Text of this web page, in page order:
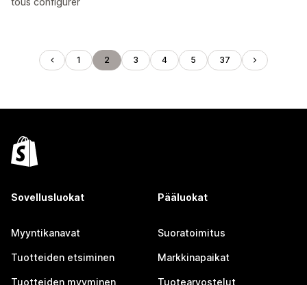
1 2 3 4 5 37
Sovellusluokat
Myyntikanavat
Tuotteiden etsiminen
Tuotteiden myyminen
Pääluokat
Suoratoimitus
Markkinapaikat
Tuotearvostelut